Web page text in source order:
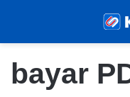
bayar